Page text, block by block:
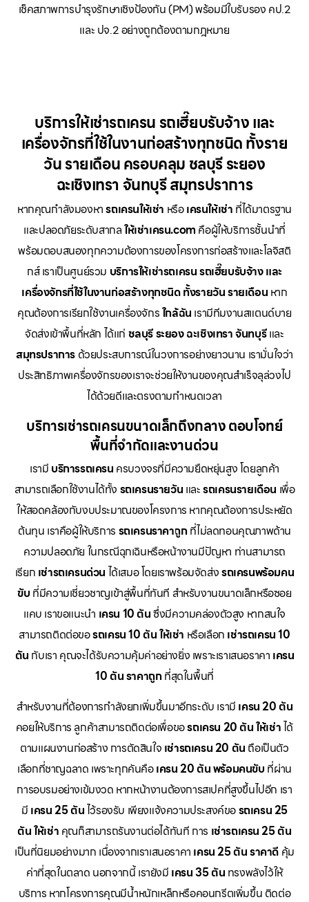
เช็คสภาพการบำรุงรักษาเชิงป้องกัน (PM) พร้อมมีใบรับรอง คป.2
และ ปจ.2 อย่างถูกต้องตามกฎหมาย
บริการให้เช่ารถเครน รถเฮี๊ยบรับจ้าง และ
เครื่องจักรที่ใช้ในงานก่อสร้างทุกชนิด ทั้งราย
วัน รายเดือน ครอบคลุม ชลบุรี ระยอง
ฉะเชิงเทรา จันทบุรี สมุทรปราการ
หากคุณกำลังมองหารถเครนให้เช่า หรือเครนให้เช่า ที่ได้มาตรฐาน
และปลอดภัยระดับสากลให้เช่าเครน.com คือผู้ให้บริการชั้นนำที่
พร้อมตอบสนองทุกความต้องการของโครงการก่อสร้างและโลจิสติ
กส์ เราเป็นศูนย์รวม บริการให้เช่ารถเครน รถเฮี๊ยบรับจ้าง และ
เครื่องจักรที่ใช้ในงานก่อสร้างทุกชนิด ทั้งรายวัน รายเดือน หาก
คุณต้องการเรียกใช้งานเครื่องจักรใกล้ฉัน เรามีทีมงานสแตนด์บาย
จัดส่งเข้าพื้นที่หลัก ได้แก่ ชลบุรี ระยอง ฉะเชิงเทรา จันทบุรีและ
สมุทรปราการด้วยประสบการณ์ในวงการอย่างยาวนาน เรามั่นใจว่า
ประสิทธิภาพเครื่องจักรของเราจะช่วยให้งานของคุณสำเร็จลุล่วงไป
ได้ด้วยดีและตรงตามกำหนดเวลา
บริการเช่ารถเครนขนาดเล็กถึงกลาง ตอบโจทย์
พื้นที่จำกัดและงานด่วน
เรามี บริการรถเครน ครบวงจรที่มีความยืดหยุ่นสูง โดยลูกค้า
สามารถเลือกใช้งานได้ทั้ง รถเครนรายวัน และรถเครนรายเดือน เพื่อ
ให้สอดคล้องกับงบประมาณของโครงการ หากคุณต้องการประหยัด
ต้นทุน เราคือผู้ให้บริการ รถเครนราคาถูกที่ไม่ลดทอนคุณภาพด้าน
ความปลอดภัย ในกรณีฉุกเฉินหรือหน้างานมีปัญหา ท่านสามารถ
เรียก เช่ารถเครนด่วน ได้เสมอ โดยเราพร้อมจัดส่งรถเครนพร้อมคน
ขับ ที่มีความเชี่ยวชาญเข้าสู่พื้นที่ทันที สำหรับงานขนาดเล็กหรือซอย
แคบ เราขอแนะนำ เครน 10 ตันซึ่งมีความคล่องตัวสูง หากสนใจ
สามารถติดต่อขอรถเครน 10 ตัน ให้เช่า หรือเลือก เช่ารถเครน 10
ตัน กับเรา คุณจะได้รับความคุ้มค่าอย่างยิ่ง เพราะเราเสนอราคา เครน
10 ตัน ราคาถูกที่สุดในพื้นที่
สำหรับงานที่ต้องการกำลังยกเพิ่มขึ้นมาอีกระดับ เรามี เครน 20 ตัน
คอยให้บริการ ลูกค้าสามารถติดต่อเพื่อขอรถเครน 20 ตัน ให้เช่าได้
ตามแผนงานก่อสร้าง การตัดสินใจ เช่ารถเครน 20 ตัน ถือเป็นตัว
เลือกที่ชาญฉลาด เพราะทุกคันคือเครน 20 ตัน พร้อมคนขับ ที่ผ่าน
การอบรมอย่างเข้มงวด หากหน้างานต้องการสเปคที่สูงขึ้นไปอีก เรา
มี เครน 25 ตันไว้รองรับ เพียงแจ้งความประสงค์ขอรถเครน 25
ตัน ให้เช่า คุณก็สามารถรันงานต่อได้ทันที การ เช่ารถเครน 25 ตัน
เป็นที่นิยมอย่างมาก เนื่องจากเราเสนอราคา เครน 25 ตัน ราคาดี คุ้ม
ค่าที่สุดในตลาด นอกจากนี้ เรายังมี เครน 35 ตัน ทรงพลังไว้ให้
บริการ หากโครงการคุณมีน้ำหนักเหล็กหรือคอนกรีตเพิ่มขึ้น ติดต่อ